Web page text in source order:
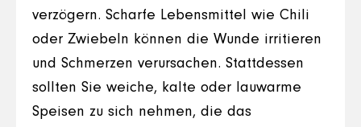
verzögern. Scharfe Lebensmittel wie Chili
oder Zwiebeln können die Wunde irritieren
und Schmerzen verursachen. Stattdessen
sollten Sie weiche, kalte oder lauwarme
Speisen zu sich nehmen, die das